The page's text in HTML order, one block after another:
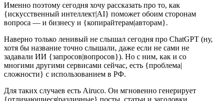
Именно поэтому сегодня хочу рассказать про то, как
{искусственный интеллект|AI} поможет обоим сторонам
вопроса — и бизнесу и {копирайтерам|авторам}.
Наверно только ленивый не слышал сегодня про ChatGPT (ну,
хотя бы название точно слышали, даже если не сами не
задавали ИИ {запросов|вопросов}). Но с ним, как и со
многими другими сервисами сейчас, есть {проблема|
сложности} с использованием в РФ.
Для таких случаев есть Airuco. Он мгновенно генерирует
{отличающиеся|различные} посты, статьи и заголовки